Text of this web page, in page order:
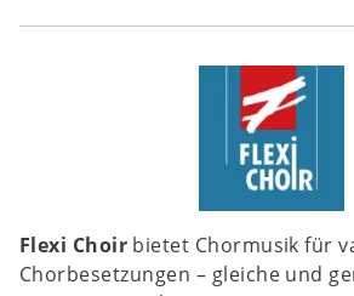
Flexi Choir bietet Chormusik für
Chorbesetzungen – gleiche und